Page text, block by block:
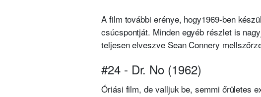
A film további erénye, hogy1969-ben
csúcspontját. Minden egyéb részlet is
teljesen elveszve Sean Connery
#24 - Dr. No (1962)
Óriási film, de valljuk be, semmi őrületes